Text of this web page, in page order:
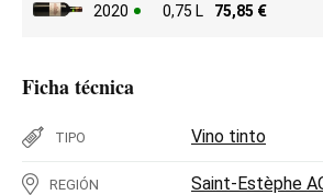
2020 0,75 L 75,85 €
Ficha técnica
TIPO Vino tinto
REGIÓN Saint-Estèphe